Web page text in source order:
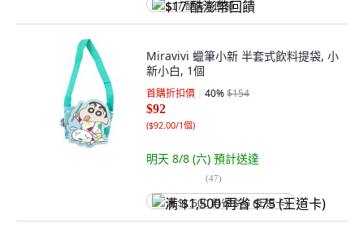
$17 酷澎幣回饋
Miravivi 蠟筆小新 半套式飲料提袋, 小
新小白, 1個
首購折扣價 40%$154
$92
($92.00/1個)
明天 8/8 (六) 預計送達
(47)
满 $1,500 再省 $75 (王道卡)